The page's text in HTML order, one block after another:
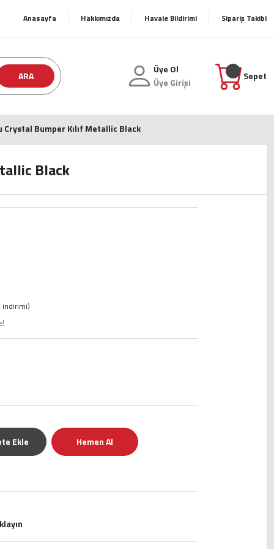
Anasayfa Hakkımızda Havale Bildirimi Sipariş Takibi
ARA
Üye Ol
Üye Girişi
Sepet
Crystal Bumper Kılıf Metallic Black
Black
indirimi)
Ekle Hemen Al